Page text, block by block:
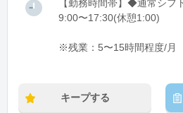
【勤務時間帯】◆通常シフ
9:00〜17:30(休憩1:00)
※残業：5〜15時間程度/月
キープする